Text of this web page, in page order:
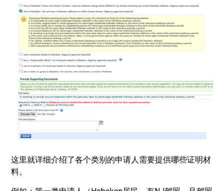
这里就详细介绍了各个类别的申请人需要提供哪些证明材
料。